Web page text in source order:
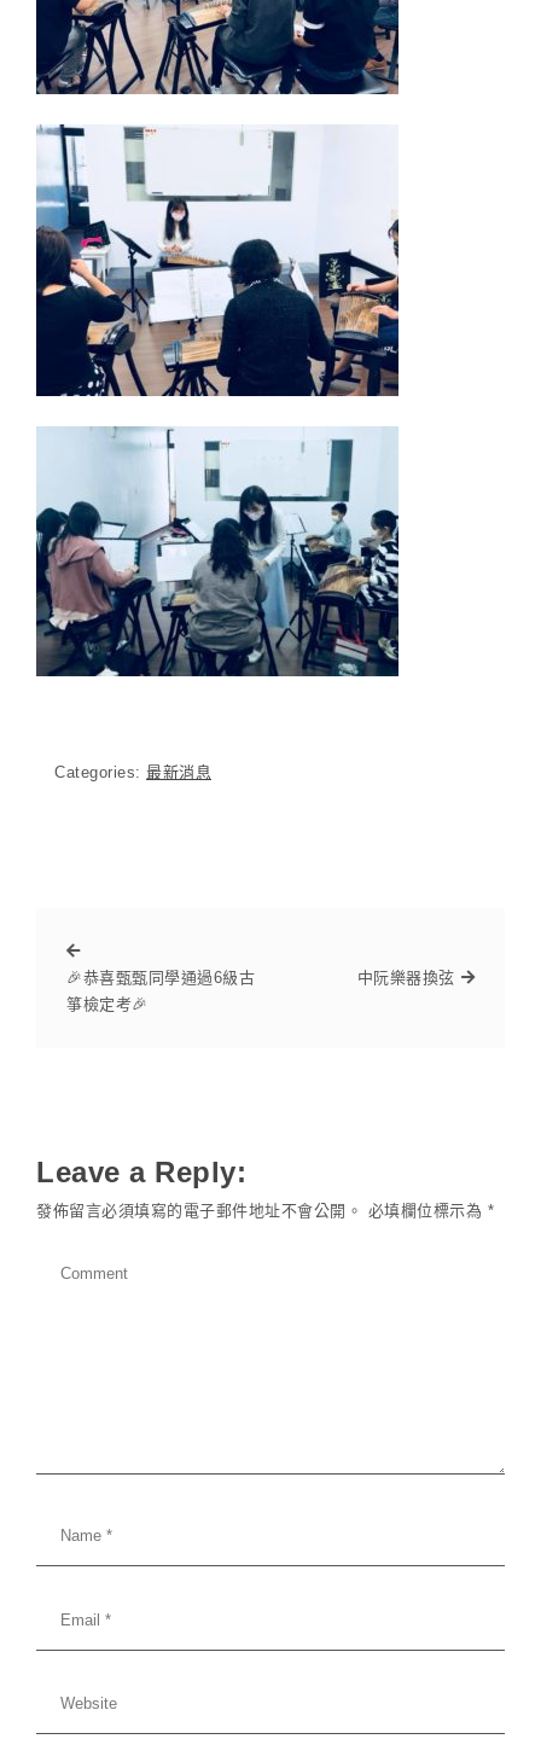
Categories: 最新消息
🎉恭喜甄甄同學通過6級古
箏檢定考🎉
中阮樂器換弦
Leave a Reply:
發佈留言必須填寫的電子郵件地址不會公開。 必填欄位標示為 *